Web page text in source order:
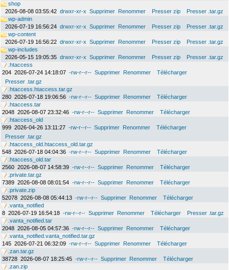
shop
2026-08-08 03:55:42 drwxr-xr-x Supprimer Renommer Presser zip
Presser .tar.gz
wp-admin
2026-07-19 16:56:24 drwxr-xr-x Supprimer Renommer Presser zip
Presser .tar.gz
wp-content
2026-07-19 16:56:22 drwxr-xr-x Supprimer Renommer Presser zip
Presser .tar.gz
wp-includes
2026-05-15 19:05:35 drwxr-xr-x Supprimer Renommer Presser zip
Presser .tar.gz
.htaccess
204 2026-07-24 14:18:07 -rw-r--r-- Supprimer Renommer
Télécharger
Presser .tar.gz
.htaccess.htaccess.tar.gz
280 2026-07-18 19:06:56 -rw-r--r-- Supprimer Renommer
Télécharger
.htaccess.tar
2048 2026-08-07 23:32:46 -rw-r--r-- Supprimer Renommer
Télécharger
.htaccess_old
999 2026-04-26 13:11:27 -rw-r--r-- Supprimer Renommer
Télécharger
Presser .tar.gz
.htaccess_old.htaccess_old.tar.gz
548 2026-07-18 04:04:36 -rw-r--r-- Supprimer Renommer
Télécharger
.htaccess_old.tar
2560 2026-08-07 14:58:39 -rw-r--r-- Supprimer Renommer
Télécharger
.private.tar.gz
7389 2026-08-08 08:01:54 -rw-r--r-- Supprimer Renommer
Télécharger
.private.zip
52078 2026-08-08 05:44:13 -rw-r--r-- Supprimer Renommer
Télécharger
.vanta_notified
8 2026-07-19 16:54:18 -rw-r--r-- Supprimer Renommer Télécharger
Presser .tar.gz
.vanta_notified.tar
2048 2026-08-05 04:57:36 -rw-r--r-- Supprimer Renommer
Télécharger
.vanta_notified.vanta_notified.tar.gz
145 2026-07-21 06:32:09 -rw-r--r-- Supprimer Renommer
Télécharger
.zan.tar.gz
38728 2026-08-07 18:25:45 -rw-r--r-- Supprimer Renommer
Télécharger
.zan.zip